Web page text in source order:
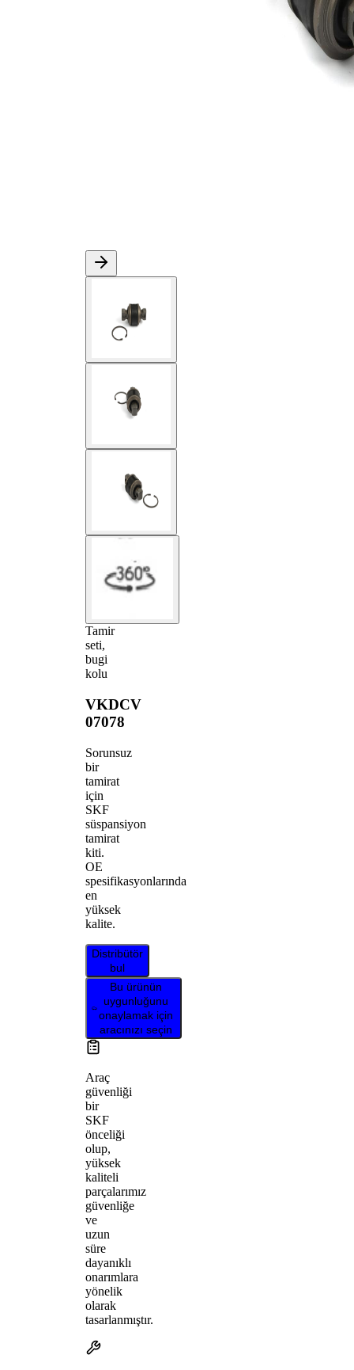
Tamir
seti,
bugi
kolu
VKDCV
07078
Sorunsuz
bir
tamirat
için
SKF
süspansiyon
tamirat
kiti.
OE
spesifikasyonlarında
en
yüksek
kalite.
Distribütör
bul
Bu ürünün
uygunluğunu
onaylamak için
aracınızı seçin
Araç
güvenliği
bir
SKF
önceliği
olup,
yüksek
kaliteli
parçalarımız
güvenliğe
ve
uzun
süre
dayanıklı
onarımlara
yönelik
olarak
tasarlanmıştır.